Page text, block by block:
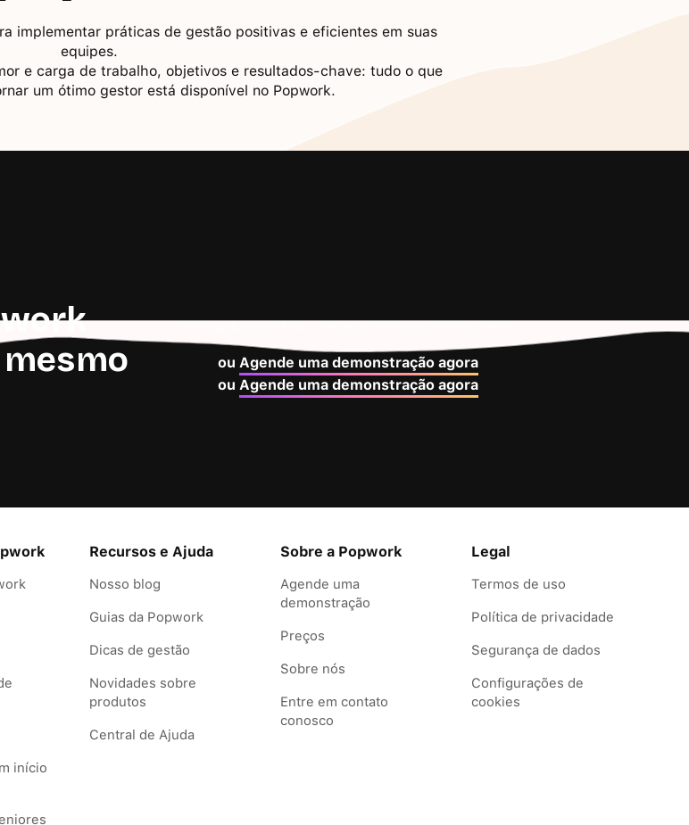
implementar práticas de gestão positivas e eficientes em suas
equipes.
e carga de trabalho, objetivos e resultados-chave: tudo o que
um ótimo gestor está disponível no Popwork.
ou Agende uma demonstração agora
ou Agende uma demonstração agora
início
Recursos e Ajuda
Nosso blog
Guias da Popwork
Dicas de gestão
Novidades sobre
produtos
Central de Ajuda
Sobre a Popwork
Agende uma
demonstração
Preços
Sobre nós
Entre em contato
conosco
Legal
Termos de uso
Política de privacidade
Segurança de dados
Configurações de
cookies